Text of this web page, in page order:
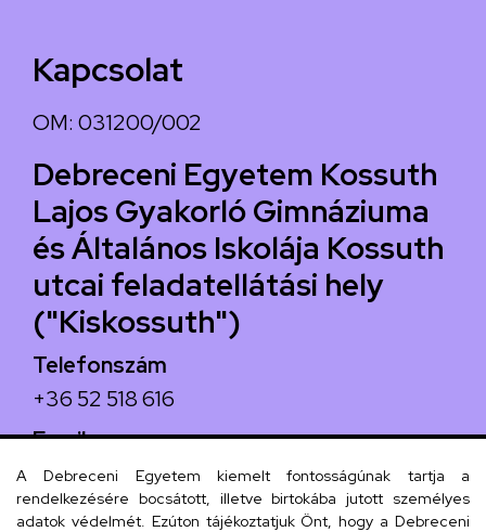
Kapcsolat
OM: 031200/002
Debreceni Egyetem Kossuth
Lajos Gyakorló Gimnáziuma
és Általános Iskolája Kossuth
utcai feladatellátási hely
("Kiskossuth")
Telefonszám
+36 52 518 616
Email
iskola@kossuth-alt.unideb.hu
Cím
A Debreceni Egyetem kiemelt fontosságúnak tartja a
rendelkezésére bocsátott, illetve birtokába jutott személyes
adatok védelmét. Ezúton tájékoztatjuk Önt, hogy a Debreceni